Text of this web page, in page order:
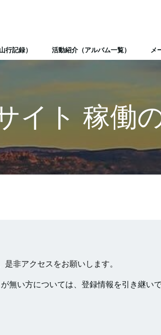
行記録） 活動紹介（アルバム一覧） メ
イト 稼働
非アクセスをお願いします。
無い方については、登録情報を引き継い